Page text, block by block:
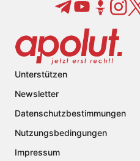
Unterstützen
Newsletter
Datenschutzbestimmungen
Nutzungsbedingungen
Impressum